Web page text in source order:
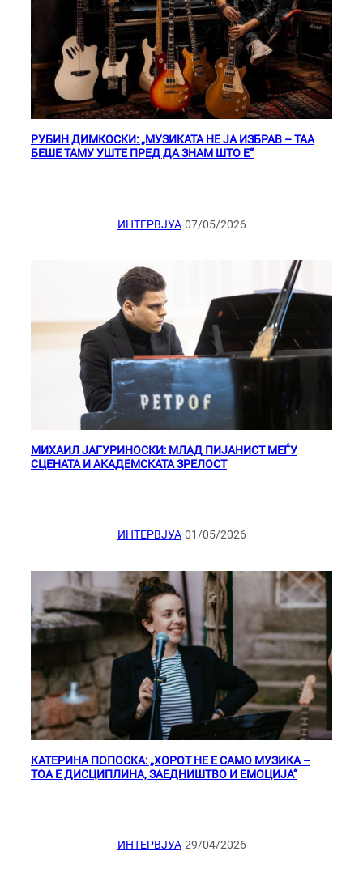
РУБИН ДИМКОСКИ: „МУЗИКАТА НЕ ЈА ИЗБРАВ – ТАА
БЕШЕ ТАМУ УШТЕ ПРЕД ДА ЗНАМ ШТО Е“
ИНТЕРВЈУА| 07/05/2026
МИХАИЛ ЈАГУРИНОСКИ: МЛАД ПИЈАНИСТ МЕЃУ
СЦЕНАТА И АКАДЕМСКАТА ЗРЕЛОСТ
ИНТЕРВЈУА| 01/05/2026
КАТЕРИНА ПОПОСКА: „ХОРОТ НЕ Е САМО МУЗИКА –
ТОА Е ДИСЦИПЛИНА, ЗАЕДНИШТВО И ЕМОЦИЈА“
ИНТЕРВЈУА| 29/04/2026